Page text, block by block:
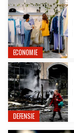
ECONOMIE
DEFENSIE